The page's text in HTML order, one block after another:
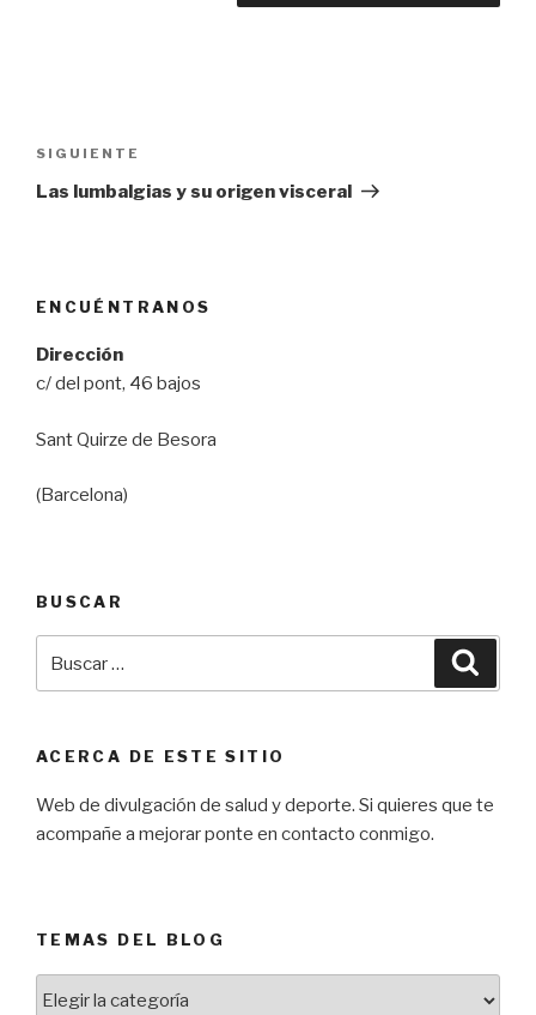
de
entradas
Siguiente
entrada
SIGUIENTE
Las lumbalgias y su origen visceral
ENCUÉNTRANOS
Dirección
c/ del pont, 46 bajos
Sant Quirze de Besora
(Barcelona)
BUSCAR
por:
ACERCA DE ESTE SITIO
Web de divulgación de salud y deporte. Si quieres que te
acompañe a mejorar ponte en contacto conmigo.
TEMAS DEL BLOG